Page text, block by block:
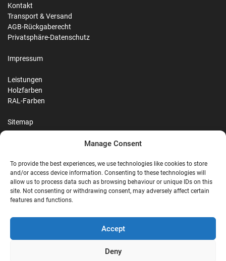
Manage Consent
To provide the best experiences, we use technologies like cookies to store
and/or access device information. Consenting to these technologies will
allow us to process data such as browsing behaviour or unique IDs on this
site. Not consenting or withdrawing consent, may adversely affect certain
features and functions.
Accept
Deny
Kontakt
Transport & Versand
AGB-Rückgaberecht
Privatsphäre-Datenschutz
Impressum
Leistungen
Holzfarben
RAL-Farben
Sitemap
G Google Reviews